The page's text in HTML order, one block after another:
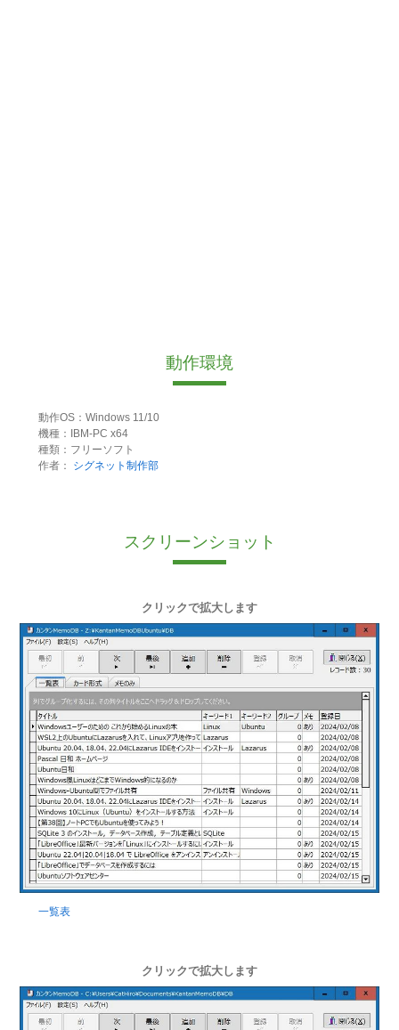
動作環境
動作OS：Windows 11/10
機種：IBM-PC x64
種類：フリーソフト
作者：
シグネット制作部
スクリーンショット
クリックで拡大します
一覧表
クリックで拡大します